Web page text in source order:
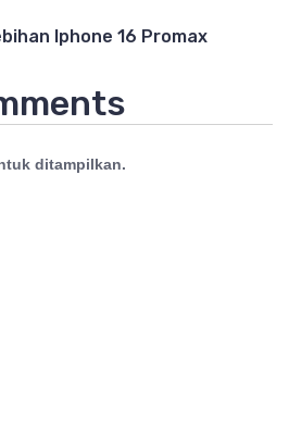
Iphone 16 Promax
ditampilkan.